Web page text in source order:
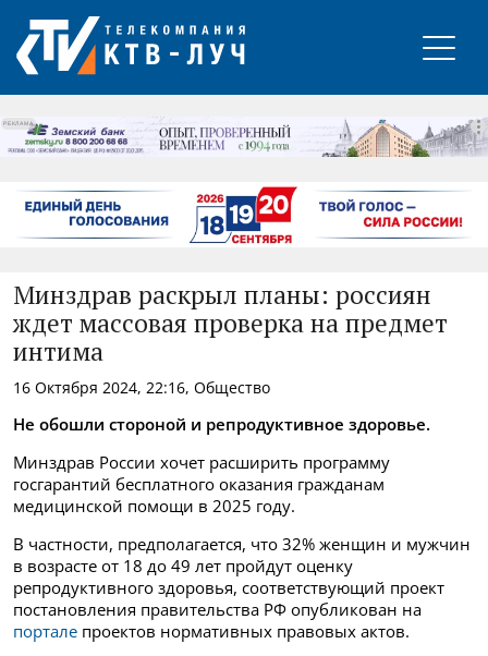
РЕКЛАМА
Минздрав раскрыл планы: россиян
ждет массовая проверка на предмет
интима
16 Октября 2024, 22:16, Общество
Не обошли стороной и репродуктивное здоровье.
Минздрав России хочет расширить программу
госгарантий бесплатного оказания гражданам
медицинской помощи в 2025 году.
В частности, предполагается, что 32% женщин и мужчин
в возрасте от 18 до 49 лет пройдут оценку
репродуктивного здоровья, соответствующий проект
постановления правительства РФ опубликован на
портале проектов нормативных правовых актов.